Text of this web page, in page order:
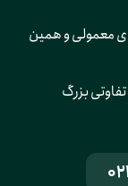
روزهای معمولی و همین
بزرگ